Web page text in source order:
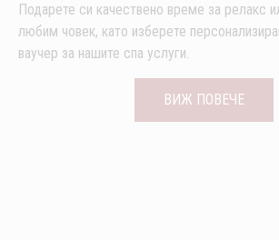
Подарете си качествено време за релакс
любим човек, като изберете
ваучер за нашите спа услуги.
ВИЖ ПОВЕЧЕ